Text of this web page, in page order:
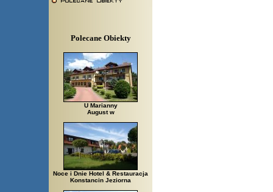
Polecane Obiekty
U Marianny
August w
Noce i Dnie Hotel & Restauracja
Konstancin Jeziorna